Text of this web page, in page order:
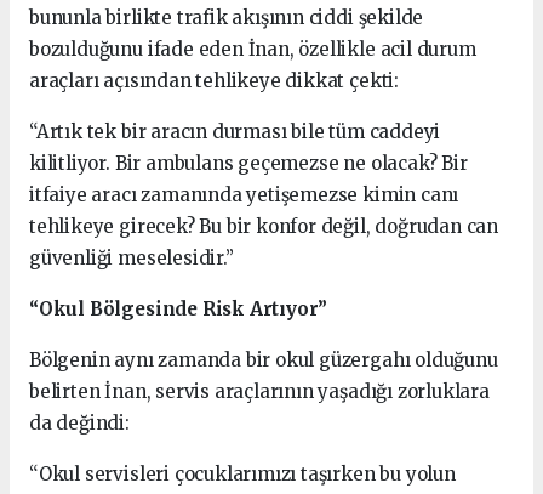
bununla birlikte trafik akışının ciddi şekilde
bozulduğunu ifade eden İnan, özellikle acil durum
araçları açısından tehlikeye dikkat çekti:
“Artık tek bir aracın durması bile tüm caddeyi
kilitliyor. Bir ambulans geçemezse ne olacak? Bir
itfaiye aracı zamanında yetişemezse kimin canı
tehlikeye girecek? Bu bir konfor değil, doğrudan can
güvenliği meselesidir.”
“Okul Bölgesinde Risk Artıyor”
Bölgenin aynı zamanda bir okul güzergahı olduğunu
belirten İnan, servis araçlarının yaşadığı zorluklara
da değindi:
“Okul servisleri çocuklarımızı taşırken bu yolun